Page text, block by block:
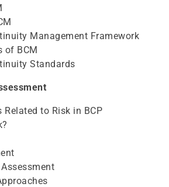
Management Framework
of BCM
Standards
Related to Risk in BCP